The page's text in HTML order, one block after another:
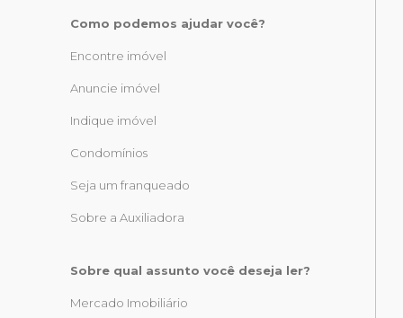
Como podemos ajudar você?
Encontre imóvel
Anuncie imóvel
Indique imóvel
Condomínios
Seja um franqueado
Sobre a Auxiliadora
Sobre qual assunto você deseja ler?
Mercado Imobiliário